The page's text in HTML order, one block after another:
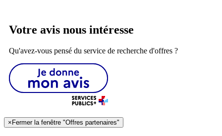
Votre avis nous intéresse
Qu'avez-vous pensé du service de recherche d'offres ?
×Fermer la fenêtre "Offres partenaires"